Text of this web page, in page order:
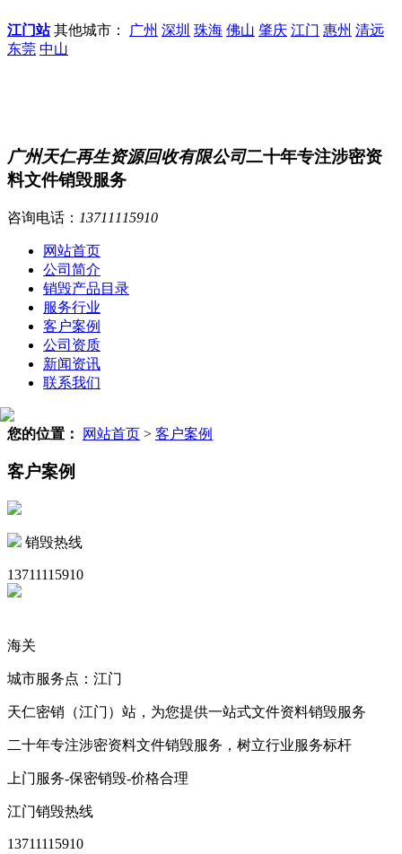
江门站其他城市： 广州 深圳 珠海 佛山 肇庆 江门 惠州 清远
东莞 中山
广州天仁再生资源回收有限公司二十年专注涉密资
料文件销毁服务
咨询电话： 13711115910
网站首页
公司简介
销毁产品目录
服务行业
客户案例
公司资质
新闻资讯
联系我们
您的位置： 网站首页 > 客户案例
客户案例
销毁热线
13711115910
海关
城市服务点：江门
天仁密销（江门）站，为您提供一站式文件资料销毁服务
二十年专注涉密资料文件销毁服务，树立行业服务标杆
上门服务-保密销毁-价格合理
江门销毁热线
13711115910